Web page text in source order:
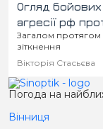
Огляд
агресії рф
Загалом протягом
зіткнення
Вікторія Стасьєва
Погода на
Вінниця